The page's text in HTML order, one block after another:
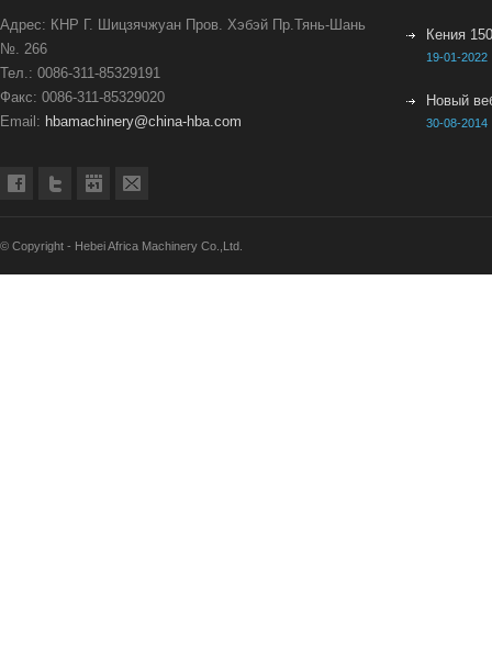
Адрес: КНР Г. Шицзячжуан Пров. Хэбэй Пр.Тянь-Шань
№. 266
Тел.: 0086-311-85329191
Факс: 0086-311-85329020
Email: hbamachinery@china-hba.com
Кения
19-01-2022
Новый
30-08-2014
© Copyright - Hebei Africa Machinery Co.,Ltd.